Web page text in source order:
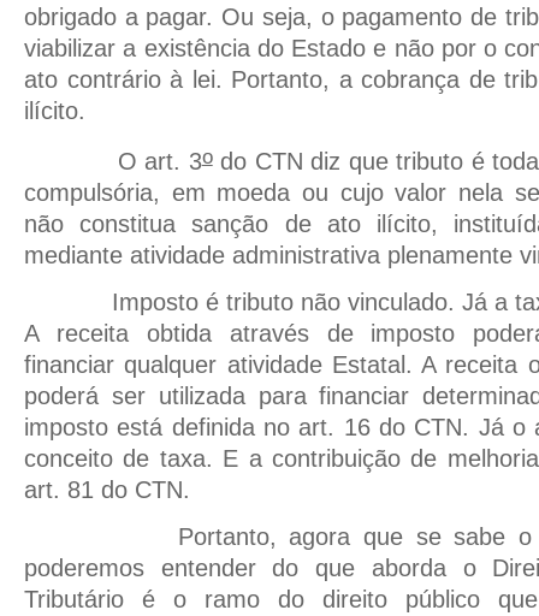
obrigado a pagar. Ou seja, o pagamento de
viabilizar a existência do Estado e não por o
ato contrário à lei. Portanto, a cobrança de
ilícito.
O art. 3odo CTN diz que tributo é
compulsória, em moeda ou cujo valor nela
não constitua sanção de ato ilícito,
mediante atividade administrativa plenamente
Imposto é tributo não vinculado. Já a
A receita obtida através de imposto
financiar qualquer atividade Estatal. A receita
poderá ser utilizada para financiar
imposto está definida no art. 16 do CTN. Já
conceito de taxa. E a contribuição de
art. 81 do CTN.
Portanto, agora que se sabe o
poderemos entender do que aborda o
Tributário é o ramo do direito público